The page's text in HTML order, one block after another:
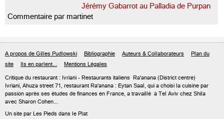
Jérémy Gabarrot au Palladia de Purpan
Commentaire par martinet
A propos de Gilles Pudlowski Bibliographie Auteurs & Collaborateurs
Plan du
site
Ils en parlent... Mentions Légales
Critique du restaurant : Ivriani - Restaurants italiens Ra'anana (District centre)
Ivriani, Ahuza street 71, restaurant Ra'anana : Eytan Saal, qui a choisi la cuisine par
passion après ses études de finances en France, a travaillé à Tel Aviv chez Shila
avec Sharon Cohen...
Un site par Les Pieds dans le Plat